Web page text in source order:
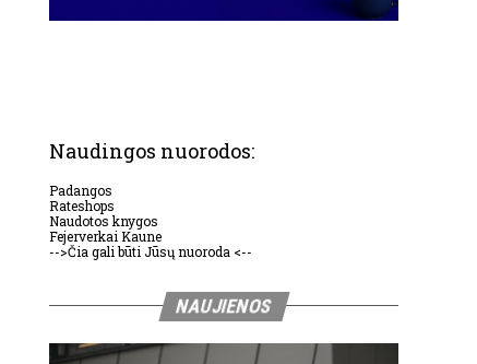
Naudingos nuorodos:
Padangos
Rateshops
Naudotos knygos
Fejerverkai Kaune
-->Čia gali būti Jūsų nuoroda <--
NAUJIENOS